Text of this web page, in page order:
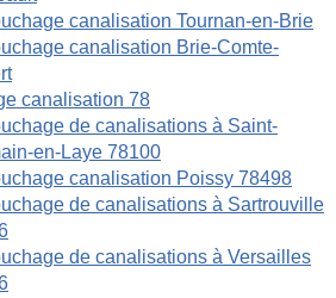
canalisation Tournan-en-Brie
canalisation Brie-Comte-
canalisation 78
de canalisations à Saint-
en-Laye 78100
canalisation Poissy 78498
de canalisations à Sartrouville
de canalisations à Versailles